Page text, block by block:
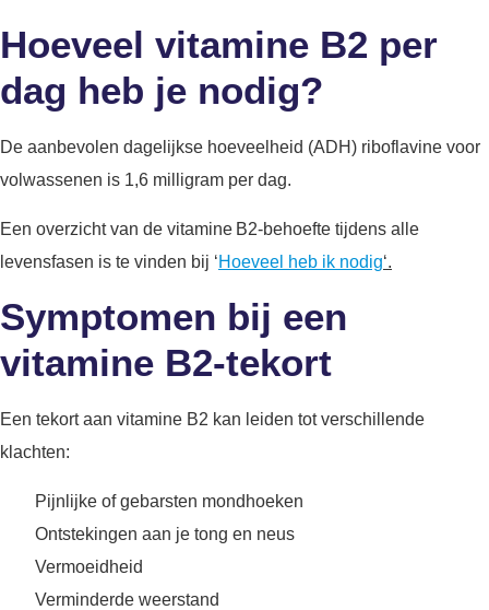
Hoeveel vitamine B2 per
dag heb je nodig?
De aanbevolen dagelijkse hoeveelheid (ADH) riboflavine voor
volwassenen is 1,6 milligram per dag.
Een overzicht van de vitamine B2-behoefte tijdens alle
levensfasen is te vinden bij ‘Hoeveel heb ik nodig‘.
Symptomen bij een
vitamine B2-tekort
Een tekort aan vitamine B2 kan leiden tot verschillende
klachten:
Pijnlijke of gebarsten mondhoeken
Ontstekingen aan je tong en neus
Vermoeidheid
Verminderde weerstand